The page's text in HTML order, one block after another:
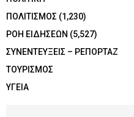
ΠΟΛΙΤΙΣΜΟΣ (1,230)
ΡΟΗ ΕΙΔΗΣΕΩΝ (5,527)
ΣΥΝΕΝΤΕΥΞΕΙΣ – ΡΕΠΟΡΤΑΖ
ΤΟΥΡΙΣΜΟΣ
ΥΓΕΙΑ